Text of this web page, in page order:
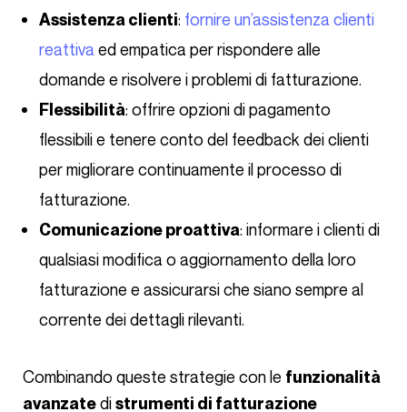
Assistenza clienti: fornire un’assistenza clienti
reattiva ed empatica per rispondere alle
domande e risolvere i problemi di fatturazione.
Flessibilità: offrire opzioni di pagamento
flessibili e tenere conto del feedback dei clienti
per migliorare continuamente il processo di
fatturazione.
Comunicazione proattiva: informare i clienti di
qualsiasi modifica o aggiornamento della loro
fatturazione e assicurarsi che siano sempre al
corrente dei dettagli rilevanti.
Combinando queste strategie con le funzionalità
avanzatedistrumenti di fatturazione